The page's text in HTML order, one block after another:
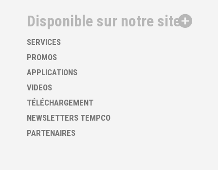
Disponible sur notre site
SERVICES
PROMOS
APPLICATIONS
VIDEOS
TÉLÉCHARGEMENT
NEWSLETTERS TEMPCO
PARTENAIRES